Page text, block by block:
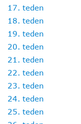
17. teden
18. teden
19. teden
20. teden
21. teden
22. teden
23. teden
24. teden
25. teden